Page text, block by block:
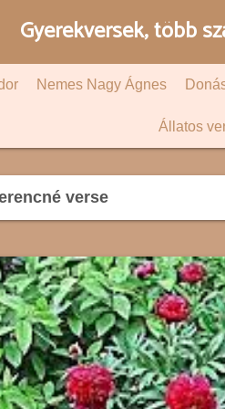
Gyerekversek, több
Nemes Nagy Ágnes
Állatos
verse